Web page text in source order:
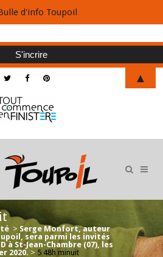
> Serge Monfort, auteur
sera parmi les invités
à St-Jean-Chambre (07), les
2020. > 5 48h minuit
d'info Toupoil
▲